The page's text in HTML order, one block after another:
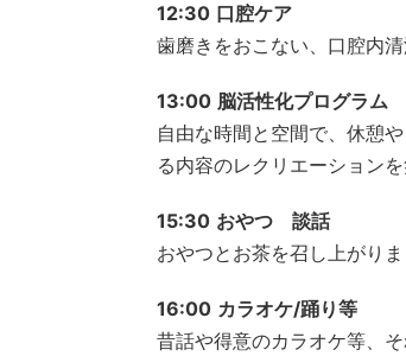
12:30 口腔ケア
歯磨きをおこない、口腔内清
13:00 脳活性化プログラム
自由な時間と空間で、休憩
る内容のレクリエーション
15:30 おやつ 談話
おやつとお茶を召し上がりま
16:00 カラオケ/踊り等
昔話や得意のカラオケ等、